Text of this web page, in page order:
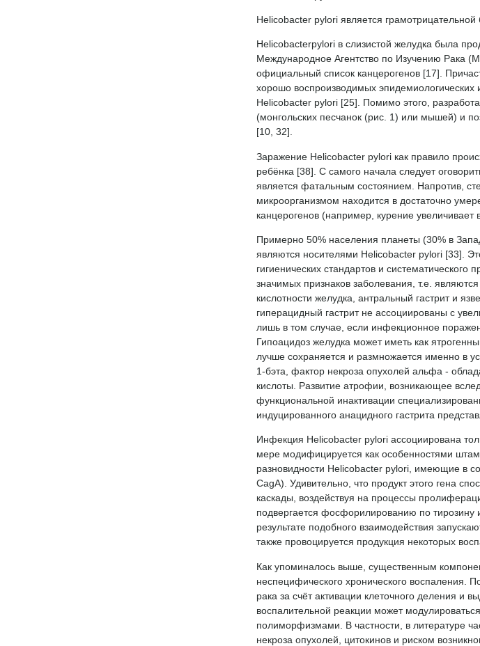
Helicobacter pylori является
Helicobacterpylori в слизистой желудка была
Международное Агентство по Изучению Рака
официальный список канцерогенов [17].
хорошо воспроизводимых
Helicobacter pylori [25]. Помимо этого,
(монгольских песчанок (рис. 1) или мышей) и
[10, 32].
Заражение Helicobacter pylori как правило
ребёнка [38]. С самого начала следует
является фатальным состоянием. Напротив,
микроорганизмом находится в достаточно
канцерогенов (например, курение
Примерно 50% населения планеты (30% в
являются носителями Helicobacter pylori [33].
гигиенических стандартов и
значимых признаков заболевания, т.е.
кислотности желудка, антральный гастрит и
гиперацидный гастрит не ассоциированы с
лишь в том случае, если инфекционное
Гипоацидоз желудка может иметь как
лучше сохраняется и размножается именно в
1-бэта, фактор некроза опухолей альфа -
кислоты. Развитие атрофии, возникающее
функциональной инактивации
индуцированного анацидного гастрита
Инфекция Helicobacter pylori ассоциирована
мере модифицируется как особенностями
разновидности Helicobacter pylori, имеющие в
CagA). Удивительно, что продукт этого гена
каскады, воздействуя на процессы
подвергается фосфорилированию по тирозину
результате подобного взаимодействия
также провоцируется продукция некоторых
Как упоминалось выше, существенным
неспецифического хронического воспаления.
рака за счёт активации клеточного деления и
воспалительной реакции может
полиморфизмами. В частности, в литературе
некроза опухолей, цитокинов и риском